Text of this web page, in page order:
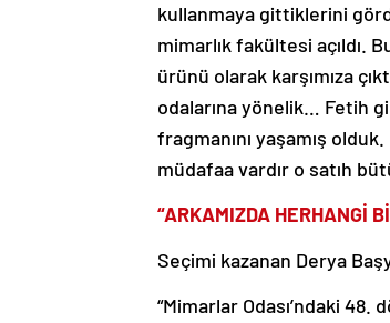
kullanmaya gittiklerini
mimarlık fakültesi açıldı.
ürünü olarak karşımıza
odalarına yönelik… Fetih
fragmanını yaşamış
müdafaa vardır o satıh
“ARKAMIZDA HERHANGİ
Seçimi kazanan Derya
“Mimarlar Odası’ndaki